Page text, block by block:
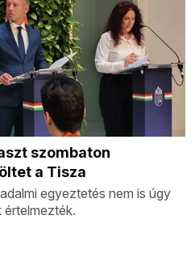
szombaton
a Tisza
egyeztetés nem is úgy